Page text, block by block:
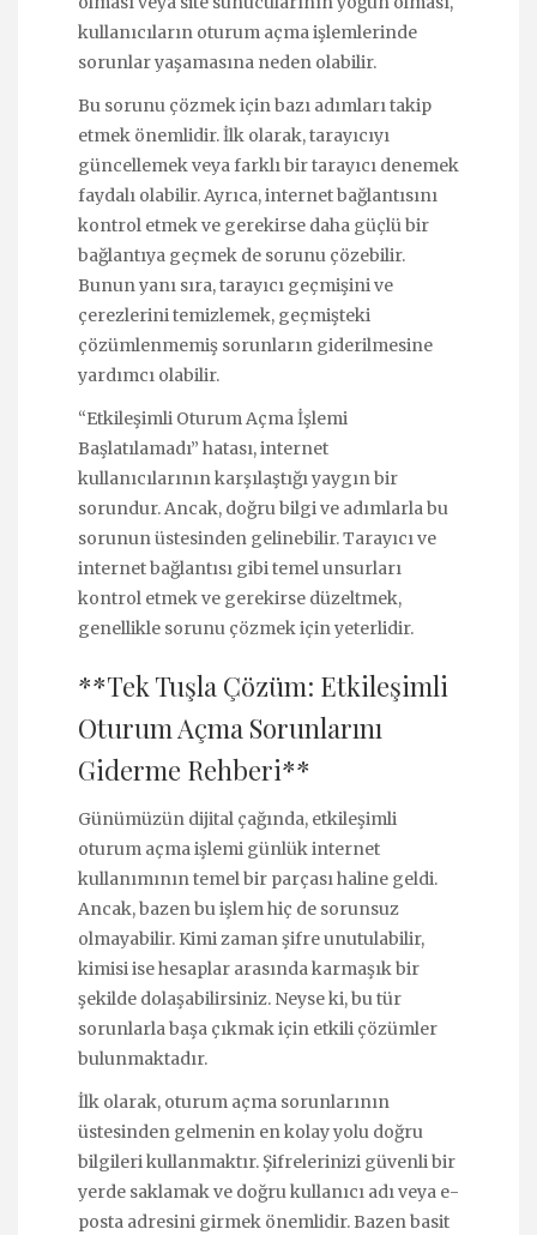
kullanıcıların oturum açma işlemlerinde
sorunlar yaşamasına neden olabilir.
Bu sorunu çözmek için bazı adımları takip
etmek önemlidir. İlk olarak, tarayıcıyı
güncellemek veya farklı bir tarayıcı denemek
faydalı olabilir. Ayrıca, internet bağlantısını
kontrol etmek ve gerekirse daha güçlü bir
bağlantıya geçmek de sorunu çözebilir.
Bunun yanı sıra, tarayıcı geçmişini ve
çerezlerini temizlemek, geçmişteki
çözümlenmemiş sorunların giderilmesine
yardımcı olabilir.
“Etkileşimli Oturum Açma İşlemi
Başlatılamadı” hatası, internet
kullanıcılarının karşılaştığı yaygın bir
sorundur. Ancak, doğru bilgi ve adımlarla bu
sorunun üstesinden gelinebilir. Tarayıcı ve
internet bağlantısı gibi temel unsurları
kontrol etmek ve gerekirse düzeltmek,
genellikle sorunu çözmek için yeterlidir.
**Tek Tuşla Çözüm: Etkileşimli
Oturum Açma Sorunlarını
Giderme Rehberi**
Günümüzün dijital çağında, etkileşimli
oturum açma işlemi günlük internet
kullanımının temel bir parçası haline geldi.
Ancak, bazen bu işlem hiç de sorunsuz
olmayabilir. Kimi zaman şifre unutulabilir,
kimisi ise hesaplar arasında karmaşık bir
şekilde dolaşabilirsiniz. Neyse ki, bu tür
sorunlarla başa çıkmak için etkili çözümler
bulunmaktadır.
İlk olarak, oturum açma sorunlarının
üstesinden gelmenin en kolay yolu doğru
bilgileri kullanmaktır. Şifrelerinizi güvenli bir
yerde saklamak ve doğru kullanıcı adı veya e-
posta adresini girmek önemlidir. Bazen basit